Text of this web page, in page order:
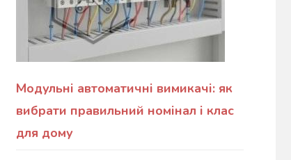
Модульні автоматичні вимикачі: як
вибрати правильний номінал і клас
для дому